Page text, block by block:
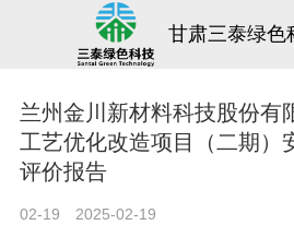
甘肃三泰绿色
兰州金川新材料科技股份有
工艺优化改造项目（二期）
评价报告
02-19 2025-02-19